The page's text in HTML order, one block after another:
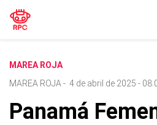
MAREA ROJA
MAREA ROJA - 4 de abril de 2025 -
Panamá